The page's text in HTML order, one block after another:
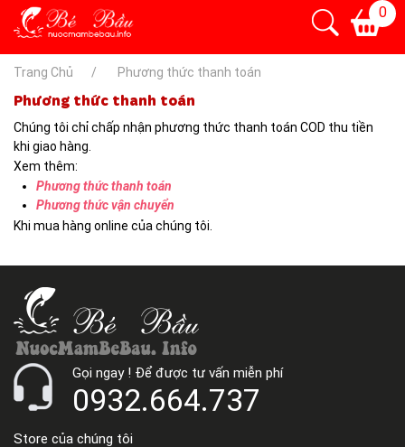
0
Trang Chủ Phương thức thanh toán
Phương thức thanh toán
Chúng tôi chỉ chấp nhận phương thức thanh toán COD thu tiền
khi giao hàng.
Xem thêm:
Phương thức thanh toán
Phương thức vận chuyển
Khi mua hàng online của chúng tôi.
Gọi ngay ! Để được tư vấn miễn phí
0932.664.737
Store của chúng tôi